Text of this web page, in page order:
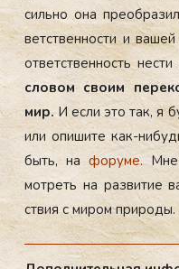
силь­но она
ветс­твен­ности и
от­ветс­твен­ность
сло­вом сво­им
мир.И ес­ли это так, я
или опи­шите как-
быть, нафо­руме.Мне
мотреть на раз­ви­тие
ствия с ми­ром при­роды.